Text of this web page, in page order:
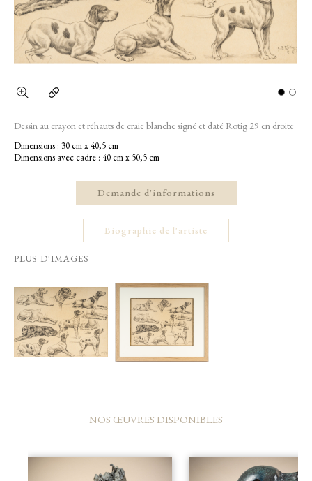
Dessin au crayon et réhauts de craie blanche signé et daté Rotig 29 en droite
Dimensions : 30 cm x 40,5 cm
Dimensions avec cadre : 40 cm x 50,5 cm
Demande d'informations
Biographie de l'artiste
PLUS D'IMAGES
NOS ŒUVRES DISPONIBLES